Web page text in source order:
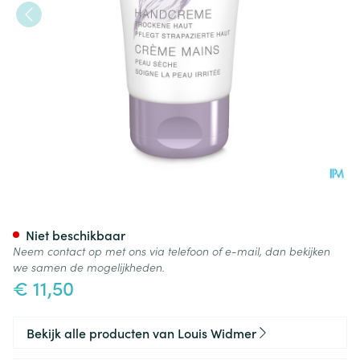
€ 11,50
Niet beschikbaar
Neem contact op met ons via telefoon of e-mail, dan bekijken
we samen de mogelijkheden.
Bekijk alle producten van Louis Widmer